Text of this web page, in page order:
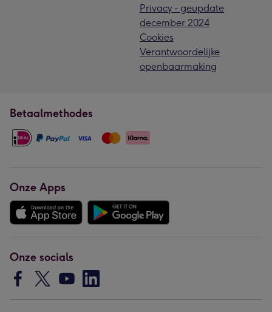
Privacy - geupdate
december 2024
Cookies
Verantwoordelijke
openbaarmaking
Betaalmethodes
Onze Apps
Onze socials